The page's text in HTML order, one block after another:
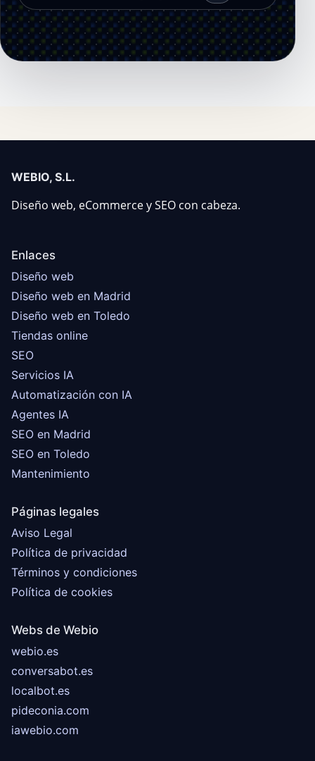
WEBIO, S.L.
Diseño web, eCommerce y SEO con cabeza.
Enlaces
Diseño web
Diseño web en Madrid
Diseño web en Toledo
Tiendas online
SEO
Servicios IA
Automatización con IA
Agentes IA
SEO en Madrid
SEO en Toledo
Mantenimiento
Páginas legales
Aviso Legal
Política de privacidad
Términos y condiciones
Política de cookies
Webs de Webio
webio.es
conversabot.es
localbot.es
pideconia.com
iawebio.com